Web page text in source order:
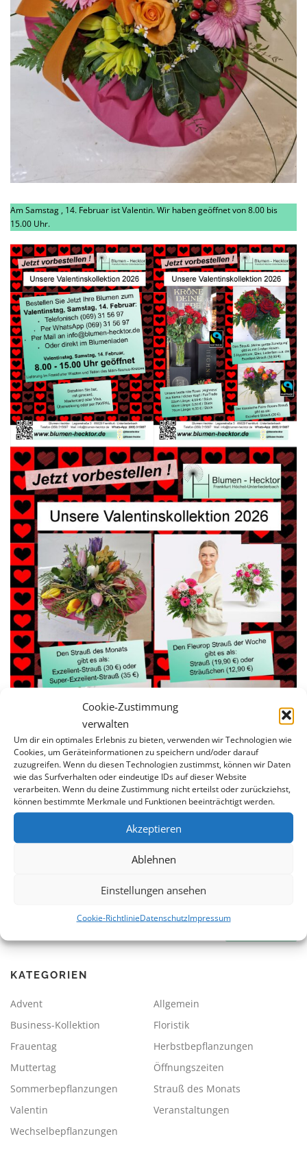
Cookie-Zustimmung
verwalten
Um dir ein optimales Erlebnis zu bieten, verwenden wir Technologien wie
Cookies, um Geräteinformationen zu speichern und/oder darauf
zuzugreifen. Wenn du diesen Technologien zustimmst, können wir Daten
wie das Surfverhalten oder eindeutige IDs auf dieser Website
verarbeiten. Wenn du deine Zustimmung nicht erteilst oder zurückziehst,
können bestimmte Merkmale und Funktionen beeinträchtigt werden.
Akzeptieren
Ablehnen
Einstellungen ansehen
Cookie-RichtlinieDatenschutzImpressum
Am Samstag , 14. Februar ist Valentin. Wir haben geöffnet von 8.00 bis
15.00 Uhr.
KATEGORIEN
Advent
Allgemein
Business-Kollektion
Floristik
Frauentag
Herbstbepflanzungen
Muttertag
Öffnungszeiten
Sommerbepflanzungen
Strauß des Monats
Valentin
Veranstaltungen
Wechselbepflanzungen